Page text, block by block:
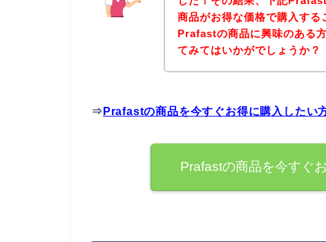
商品がお得な価格で購入する
Prafastの商品に興味のある
てみてはいかがでしょうか？
⇒ Prafastの商品を今すぐお得に購入したい
Prafastの商品を今すぐ